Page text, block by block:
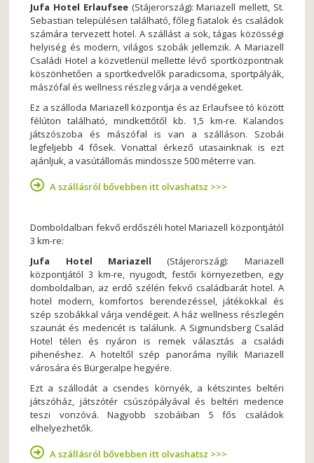
Jufa Hotel Erlaufsee (Stájerország): Mariazell mellett, St.
Sebastian településen található, főleg fiatalok és családok
számára tervezett hotel. A szállást a sok, tágas közösségi
helyiség és modern, világos szobák jellemzik. A Mariazell
Családi Hotel a közvetlenül mellette lévő sportközpontnak
köszönhetően a sportkedvelők paradicsoma, sportpályák,
mászófal és wellness részleg várja a vendégeket.
Ez a szálloda Mariazell központja és az Erlaufsee tó között
félúton található, mindkettőtől kb. 1,5 km-re. Kalandos
játszószoba és mászófal is van a szálláson. Szobái
legfeljebb 4 fősek. Vonattal érkező utasainknak is ezt
ajánljuk, a vasútállomás mindössze 500 méterre van.
A szállásról bővebben itt olvashatsz >>>
Domboldalban fekvő erdőszéli hotel Mariazell központjától
3 km-re:
Jufa Hotel Mariazell (Stájerország): Mariazell
központjától 3 km-re, nyugodt, festői környezetben, egy
domboldalban, az erdő szélén fekvő családbarát hotel. A
hotel modern, komfortos berendezéssel, játékokkal és
szép szobákkal várja vendégeit. A ház wellness részlegén
szaunát és medencét is találunk. A Sigmundsberg Család
Hotel télen és nyáron is remek választás a családi
pihenéshez. A hoteltől szép panoráma nyílik Mariazell
városára és Bürgeralpe hegyére.
Ezt a szállodát a csendes környék, a kétszintes beltéri
játszóház, játszótér csúszópályával és beltéri medence
teszi vonzóvá. Nagyobb szobáiban 5 fős családok
elhelyezhetők.
A szállásról bővebben itt olvashatsz >>>